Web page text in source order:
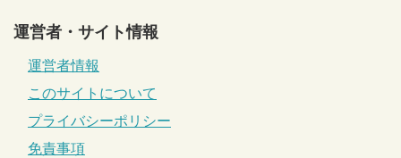
運営者・サイト情報
運営者情報
このサイトについて
プライバシーポリシー
免責事項